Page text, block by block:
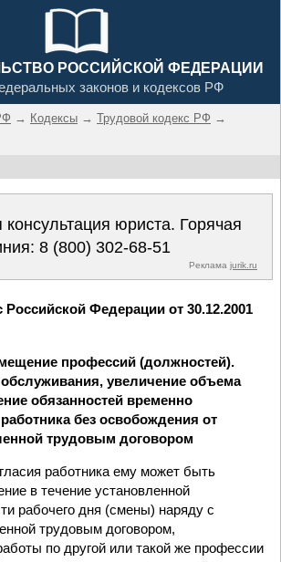
РОССИЙСКОЙ ФЕДЕРАЦИИ
законов и кодексов РФ
→ Кодексы → Трудовой кодекс РФ →
консультация юриста. Горячая
8 (800) 302-68-51
Реклама jurik.ru
Российской Федерации от 30.12.2001
профессий (должностей).
увеличение объема
обязанностей временно
без освобождения от
трудовым договором
работника ему может быть
в течение установленной
рабочего дня (смены) наряду с
трудовым договором,
по другой или такой же профессии